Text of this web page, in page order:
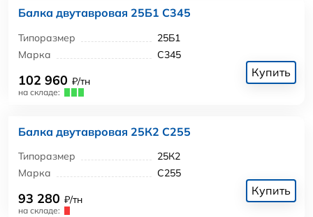
Балка двутавровая 25Б1 С345
Типоразмер
25Б1
Марка
С345
102 960 ₽/тн
на складе:
Купить
Балка двутавровая 25К2 С255
Типоразмер
25К2
Марка
С255
93 280 ₽/тн
на складе:
Купить